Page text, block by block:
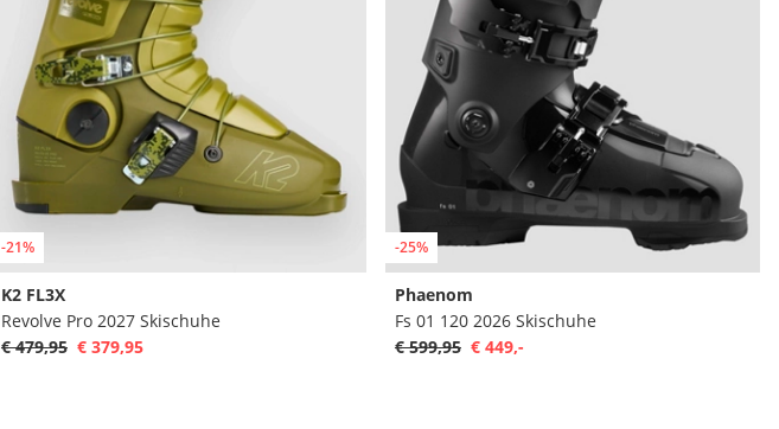
-21%
K2 FL3X
Revolve Pro 2027 Skischuhe
€ 479,95 € 379,95
-25%
Phaenom
Fs 01 120 2026 Skischuhe
€ 599,95 € 449,-